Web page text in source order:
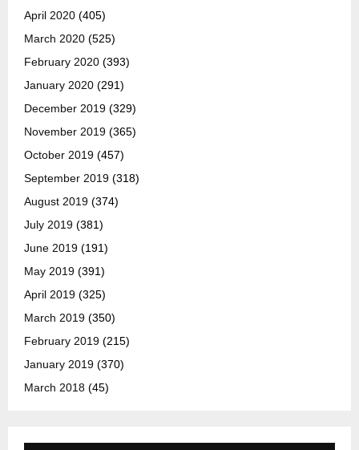
April 2020 (405)
March 2020 (525)
February 2020 (393)
January 2020 (291)
December 2019 (329)
November 2019 (365)
October 2019 (457)
September 2019 (318)
August 2019 (374)
July 2019 (381)
June 2019 (191)
May 2019 (391)
April 2019 (325)
March 2019 (350)
February 2019 (215)
January 2019 (370)
March 2018 (45)